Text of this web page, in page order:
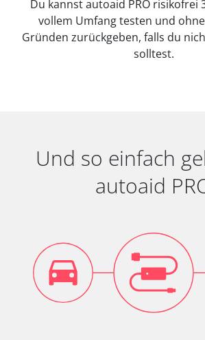
Du kannst autoaid PRO risikofrei
vollem Umfang testen und
Gründen zurückgeben, falls du
solltest.
Und so einfach
autoaid